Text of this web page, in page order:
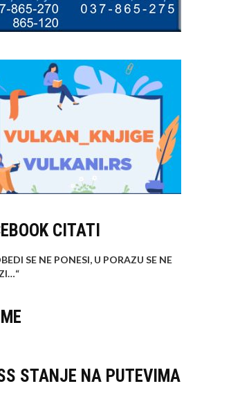
CITATI
SE NE PONESI, U PORAZU SE NE
“
STANJE NA PUTEVIMA